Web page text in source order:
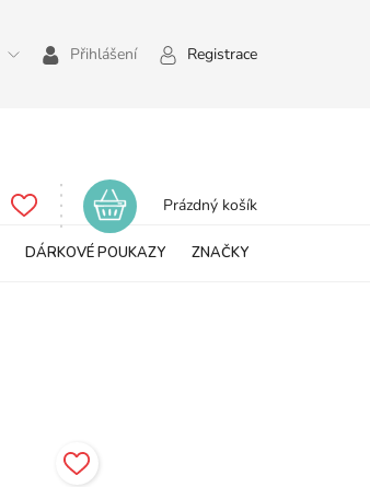
Přihlášení Registrace
Nákupní
Prázdný košík
DÁRKOVÉ POUKAZY ZNAČKY